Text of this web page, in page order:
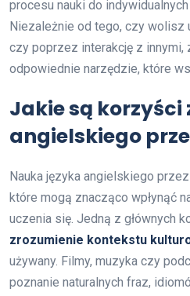
procesu nauki do
Niezależnie od tego, czy wolisz
czy poprzez interakcję z
odpowiednie narzędzie, które
Jakie są korzyści
angielskiego
Nauka języka angielskiego
które mogą znacząco wpłynąć
uczenia się. Jedną z głównych
zrozumienie kontekstu
używany. Filmy, muzyka czy
poznanie naturalnych fraz,